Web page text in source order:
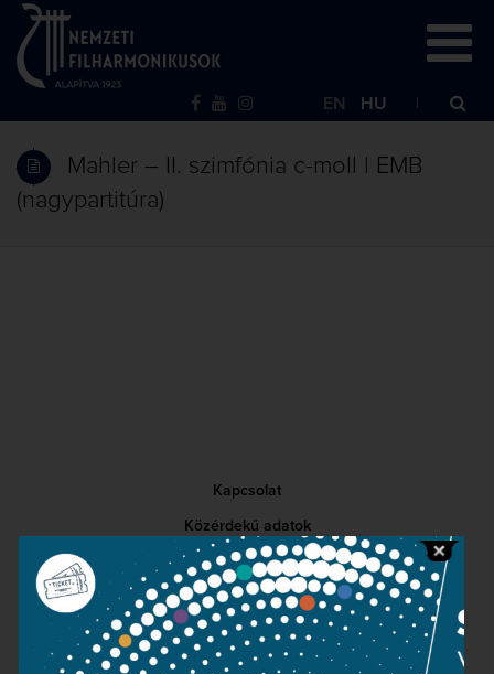
EN HU
Mahler – II. szimfónia c-moll | EMB
(nagypartitúra)
Kapcsolat
Közérdekű adatok
Sajtószoba
Adatvédelem
Impresszum